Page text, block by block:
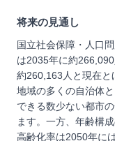
将来の見通し
国立社会保障・人口
は2035年に約
約260,163人と現在と
地域の多くの自治体
できる数少ない都市
ます。一方、年齢構
高齢化率は2050年に